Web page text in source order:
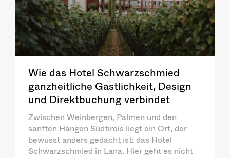
Wie das Hotel Schwarzschmied
ganzheitliche Gastlichkeit, Design
und Direktbuchung verbindet
Zwischen Weinbergen, Palmen und den
sanften Hängen Südtirols liegt ein Ort, der
bewusst anders gedacht ist: das Hotel
Schwarzschmied in Lana. Hier geht es nicht